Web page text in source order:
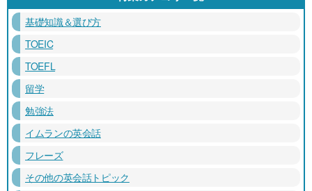
基礎知識＆選び方
TOEIC
TOEFL
留学
勉強法
イムランの英会話
フレーズ
その他の英会話トピック